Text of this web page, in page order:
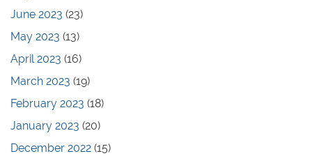
June 2023 (23)
May 2023 (13)
April 2023 (16)
March 2023 (19)
February 2023 (18)
January 2023 (20)
December 2022 (15)